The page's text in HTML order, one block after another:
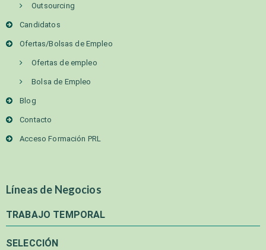
Outsourcing
Candidatos
Ofertas/Bolsas de Empleo
Ofertas de empleo
Bolsa de Empleo
Blog
Contacto
Acceso Formación PRL
Líneas de Negocios
TRABAJO TEMPORAL
SELECCIÓN